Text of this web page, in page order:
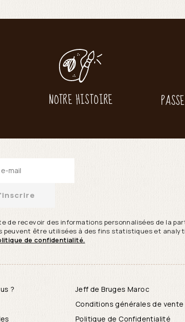
NOTRE HISTOIRE
de recevoir des informations personnalisées de la
peuvent être utilisées à des fins statistiques et
de confidentialité.
?
Jeff de Bruges Maroc
Conditions générales de vente
Politique de Confidentialité